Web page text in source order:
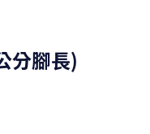
分腳長)